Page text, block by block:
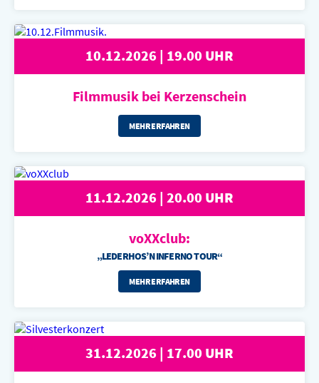
10.12.2026 | 19.00 UHR
Filmmusik bei Kerzenschein
MEHR ERFAHREN
11.12.2026 | 20.00 UHR
voXXclub:
„LEDERHOS’N INFERNO TOUR“
MEHR ERFAHREN
31.12.2026 | 17.00 UHR